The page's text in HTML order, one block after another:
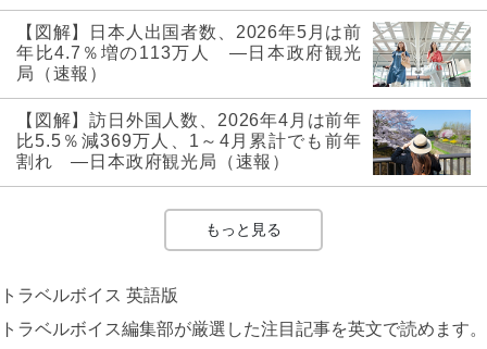
【図解】日本人出国者数、2026年5月は前
年比4.7％増の113万人 ―日本政府観光
局（速報）
【図解】訪日外国人数、2026年4月は前年
比5.5％減369万人、1～4月累計でも前年
割れ ―日本政府観光局（速報）
もっと見る
トラベルボイス 英語版
トラベルボイス編集部が厳選した注目記事を英文で読めます。